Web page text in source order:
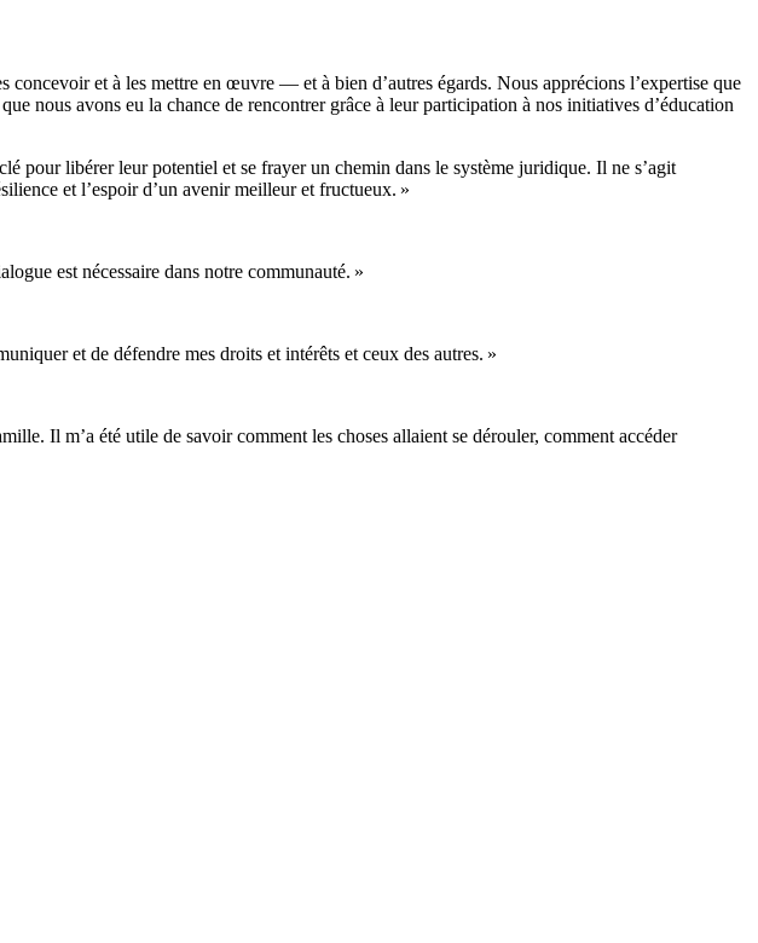
et à les mettre en œuvre — et à bien d’autres égards. Nous apprécions l’expertise que
nous avons eu la chance de rencontrer grâce à leur participation à nos initiatives d’éducation
pour libérer leur potentiel et se frayer un chemin dans le système juridique. Il ne s’agit
et l’espoir d’un avenir meilleur et fructueux. »
est nécessaire dans notre communauté. »
et de défendre mes droits et intérêts et ceux des autres. »
Il m’a été utile de savoir comment les choses allaient se dérouler, comment accéder